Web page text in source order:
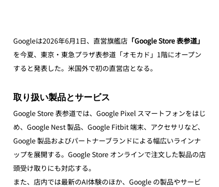
Googleは2026年6月1日、直営旗艦店「Google Store 表参道」
を今夏、東京・東急プラザ表参道「オモカド」1階にオープン
すると発表した。米国外で初の直営店となる。
取り扱い製品とサービス
Google Store 表参道では、Google Pixel スマートフォンをはじ
め、Google Nest 製品、Google Fitbit 端末、アクセサリなど、
Google 製品およびパートナーブランドによる幅広いラインナ
ップを展開する。Google Store オンラインで注文した製品の店
頭受け取りにも対応する。
また、店内では最新のAI体験のほか、Google の製品やサービ